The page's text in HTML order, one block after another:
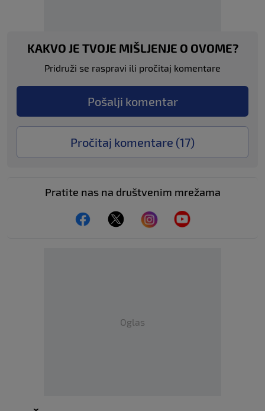
KAKVO JE TVOJE MIŠLJENJE O OVOME?
Pridruži se raspravi ili pročitaj komentare
Pošalji komentar
Pročitaj komentare (17)
Pratite nas na društvenim mrežama
Oglas